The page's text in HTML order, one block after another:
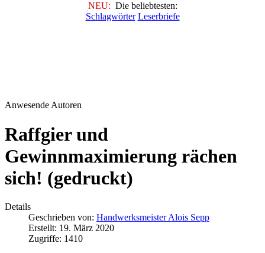
NEU: Die beliebtesten:
Schlagwörter Leserbriefe
Anwesende Autoren
Raffgier und
Gewinnmaximierung rächen
sich! (gedruckt)
Details
Geschrieben von: Handwerksmeister Alois Sepp
Erstellt: 19. März 2020
Zugriffe: 1410